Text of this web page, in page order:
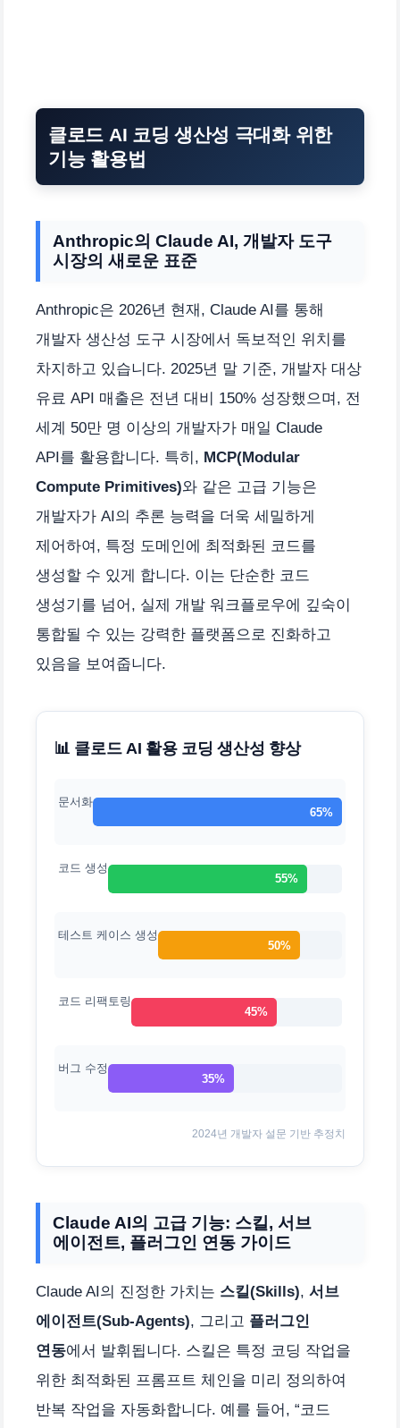
클로드 AI 코딩 생산성 극대화 위한
기능 활용법
Anthropic의 Claude AI, 개발자 도구
시장의 새로운 표준
Anthropic은 2026년 현재, Claude AI를 통해
개발자 생산성 도구 시장에서 독보적인 위치를
차지하고 있습니다. 2025년 말 기준, 개발자 대상
유료 API 매출은 전년 대비 150% 성장했으며, 전
세계 50만 명 이상의 개발자가 매일 Claude
API를 활용합니다. 특히, MCP(Modular
Compute Primitives)와 같은 고급 기능은
개발자가 AI의 추론 능력을 더욱 세밀하게
제어하여, 특정 도메인에 최적화된 코드를
생성할 수 있게 합니다. 이는 단순한 코드
생성기를 넘어, 실제 개발 워크플로우에 깊숙이
통합될 수 있는 강력한 플랫폼으로 진화하고
있음을 보여줍니다.
📊 클로드 AI 활용 코딩 생산성 향상
문서화
65%
코드 생성
55%
테스트 케이스 생성
50%
코드 리팩토링
45%
버그 수정
35%
2024년 개발자 설문 기반 추정치
Claude AI의 고급 기능: 스킬, 서브
에이전트, 플러그인 연동 가이드
Claude AI의 진정한 가치는 스킬(Skills), 서브
에이전트(Sub-Agents), 그리고 플러그인
연동에서 발휘됩니다. 스킬은 특정 코딩 작업을
위한 최적화된 프롬프트 체인을 미리 정의하여
반복 작업을 자동화합니다. 예를 들어, “코드